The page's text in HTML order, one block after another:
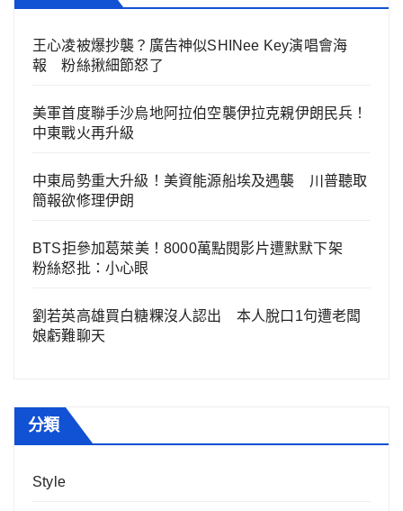
王心凌被爆抄襲？廣告神似SHINee Key演唱會海
報 粉絲揪細節怒了
美軍首度聯手沙烏地阿拉伯空襲伊拉克親伊朗民兵！
中東戰火再升級
中東局勢重大升級！美資能源船埃及遇襲 川普聽取
簡報欲修理伊朗
BTS拒參加葛萊美！8000萬點閱影片遭默默下架
粉絲怒批：小心眼
劉若英高雄買白糖粿沒人認出 本人脫口1句遭老闆
娘虧難聊天
分類
Style